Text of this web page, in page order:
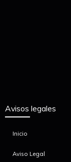
Avisos legales
Inicio
Aviso Legal